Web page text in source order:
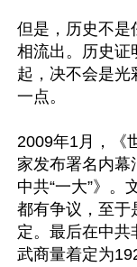
但是，历史不是
相流出。历史证
起，决不会是光
一点。
2009年1月，《
家发布署名内幕
中共“一大”》。
都有争议，至于
定。最后在中共
武商量着定为